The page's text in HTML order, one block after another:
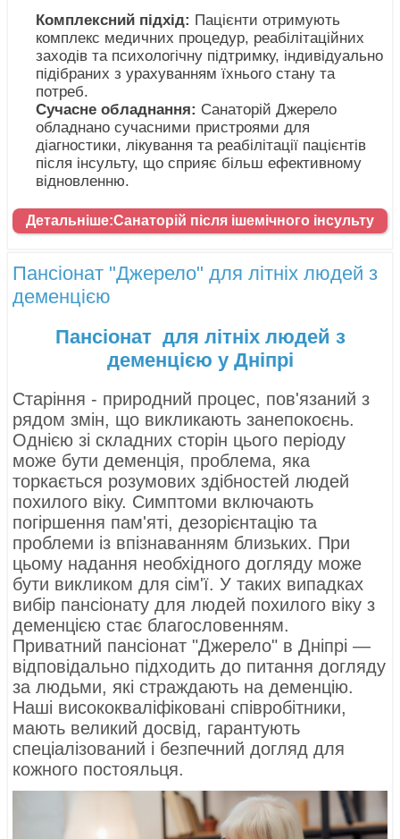
Комплексний підхід: Пацієнти отримують
комплекс медичних процедур, реабілітаційних
заходів та психологічну підтримку, індивідуально
підібраних з урахуванням їхнього стану та
потреб.
Сучасне обладнання: Санаторій Джерело
обладнано сучасними пристроями для
діагностики, лікування та реабілітації пацієнтів
після інсульту, що сприяє більш ефективному
відновленню.
Детальніше:Санаторій після ішемічного інсульту
Пансіонат "Джерело" для літніх людей з
деменцією
Пансіонат для літніх людей з
деменцією у Дніпрі
Старіння - природний процес, пов'язаний з
рядом змін, що викликають занепокоєнь.
Однією зі складних сторін цього періоду
може бути деменція, проблема, яка
торкається розумових здібностей людей
похилого віку. Симптоми включають
погіршення пам'яті, дезорієнтацію та
проблеми із впізнаванням близьких. При
цьому надання необхідного догляду може
бути викликом для сім'ї. У таких випадках
вибір пансіонату для людей похилого віку з
деменцією стає благословенням.
Приватний пансіонат "Джерело" в Дніпрі —
відповідально підходить до питання догляду
за людьми, які страждають на деменцію.
Наші висококваліфіковані співробітники,
мають великий досвід, гарантують
спеціалізований і безпечний догляд для
кожного постояльця.